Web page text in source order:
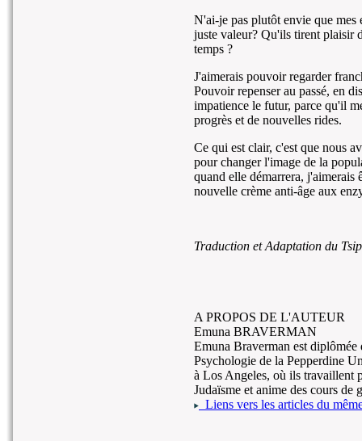
N'ai-je pas plutôt envie que mes
juste valeur? Qu'ils tirent plaisir
temps ?
J'aimerais pouvoir regarder
Pouvoir repenser au passé, en
impatience le futur, parce qu'il
progrès et de nouvelles rides.
Ce qui est clair, c'est que nous
pour changer l'image de la
quand elle démarrera, j'aimerais
nouvelle crème anti-âge aux
Traduction et Adaptation du
A PROPOS DE L'AUTEUR
Emuna BRAVERMAN
Emuna Braverman est
Psychologie de la Pepperdine
à Los Angeles, où ils travaillent
Judaïsme et anime des cours de
Liens vers les articles du